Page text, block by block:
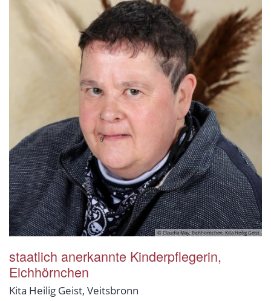
© Claudia May, Eichhörnchen, Kita Heilig Geist
staatlich anerkannte Kinderpflegerin,
Eichhörnchen
Kita Heilig Geist, Veitsbronn